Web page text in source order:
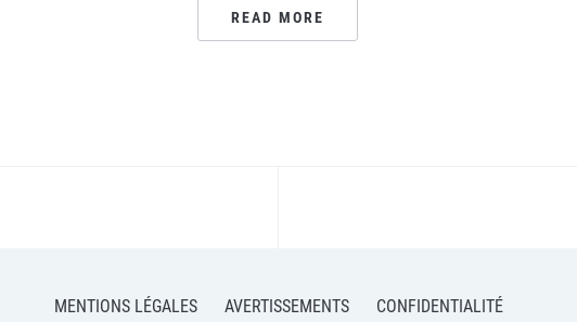
READ MORE
MENTIONS LÉGALES AVERTISSEMENTS CONFIDENTIALITÉ